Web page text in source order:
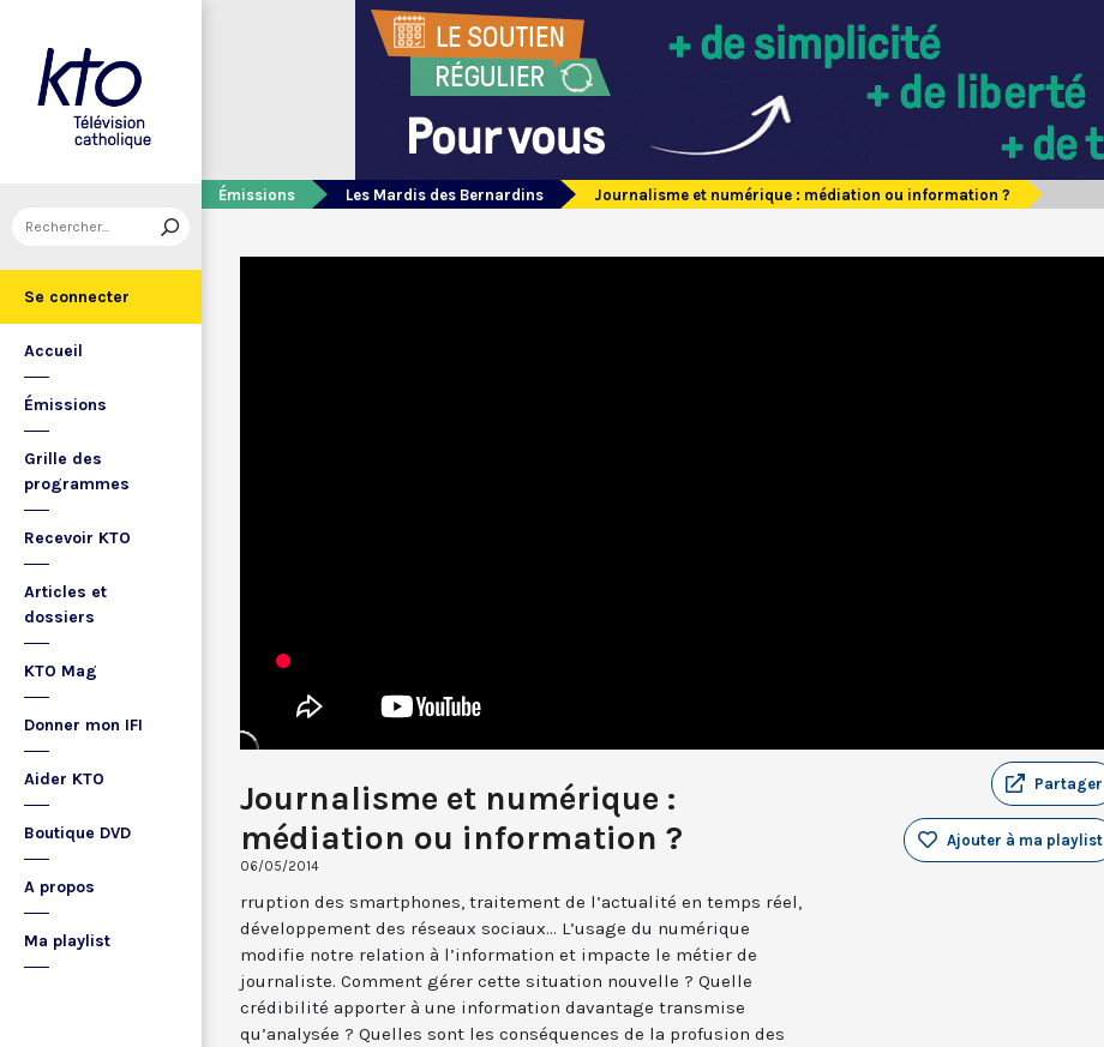
Se connecter
Accueil
Émissions
Grille des
programmes
Recevoir KTO
Articles et
dossiers
KTO Mag
Donner mon IFI
Aider KTO
Boutique DVD
A propos
Ma playlist
Émissions Les Mardis des Bernardins Journalisme et numérique : médiation ou information ?
Journalisme et numérique :
médiation ou information ?
06/05/2014
Partager
Ajouter à ma playlist
rruption des smartphones, traitement de l’actualité en temps réel,
développement des réseaux sociaux... L’usage du numérique
modifie notre relation à l’information et impacte le métier de
journaliste. Comment gérer cette situation nouvelle ? Quelle
crédibilité apporter à une information davantage transmise
qu’analysée ? Quelles sont les conséquences de la profusion des